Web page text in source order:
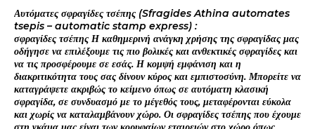
Αυτόματες σφραγίδες τσέπης (Sfragides Athina automates
tsepis – automatic stamp express) :
σφραγίδες τσέπης Η καθημερινή ανάγκη χρήσης της σφραγίδας μας
οδήγησε να επιλέξουμε τις πιο βολικές και ανθεκτικές σφραγίδες και
να τις προσφέρουμε σε εσάς. Η κομψή εμφάνιση και η
διακριτικότητα τους σας δίνουν κύρος και εμπιστοσύνη. Μπορείτε να
καταγράψετε ακριβώς το κείμενο όπως σε αυτόματη κλασική
σφραγίδα, σε συνδυασμό με το μέγεθός τους, μεταφέρονται εύκολα
και χωρίς να καταλαμβάνουν χώρο. Οι σφραγίδες τσέπης που έχουμε